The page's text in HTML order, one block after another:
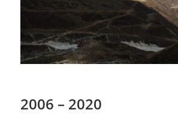
2006 – 2020